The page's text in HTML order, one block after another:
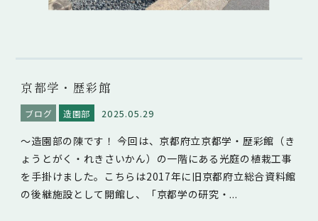
京都学・歴彩館
ブログ 造園部 2025.05.29
～造園部の陳です！ 今回は、京都府立京都学・歴彩館（き
ょうとがく・れきさいかん）の一階にある光庭の植栽工事
を手掛けました。こちらは2017年に旧京都府立総合資料館
の後継施設として開館し、「京都学の研究・...